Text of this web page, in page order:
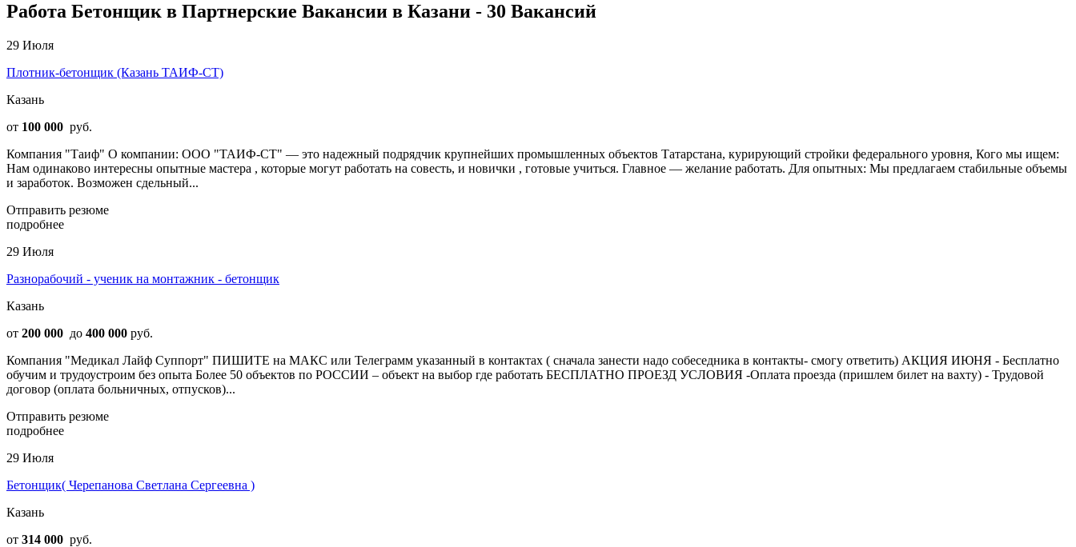
Работа Бетонщик в Партнерские Вакансии в Казани - 30 Вакансий
29 Июля
Плотник-бетонщик (Казань ТАИФ-СТ)
Казань
от 100 000 руб.
Компания "Таиф" О компании: ООО "ТАИФ-СТ" — это надежный подрядчик крупнейших промышленных объектов Татарстана, курирующий стройки федерального уровня, Кого мы ищем:
Нам одинаково интересны опытные мастера , которые могут работать на совесть, и новички , готовые учиться. Главное — желание работать. Для опытных: Мы предлагаем стабильные объемы
и заработок. Возможен сдельный...
Отправить резюме
подробнее
29 Июля
Разнорабочий - ученик на монтажник - бетонщик
Казань
от 200 000 до 400 000 руб.
Компания "Медикал Лайф Суппорт" ПИШИТЕ на МАКС или Телеграмм указанный в контактах ( сначала занести надо собеседника в контакты- смогу ответить) АКЦИЯ ИЮНЯ - Бесплатно
обучим и трудоустроим без опыта Более 50 объектов по РОССИИ – объект на выбор где работать БЕСПЛАТНО ПРОЕЗД УСЛОВИЯ -Оплата проезда (пришлем билет на вахту) - Трудовой
договор (оплата больничных, отпусков)...
Отправить резюме
подробнее
29 Июля
Бетонщик( Черепанова Светлана Сергеевна )
Казань
от 314 000 руб.